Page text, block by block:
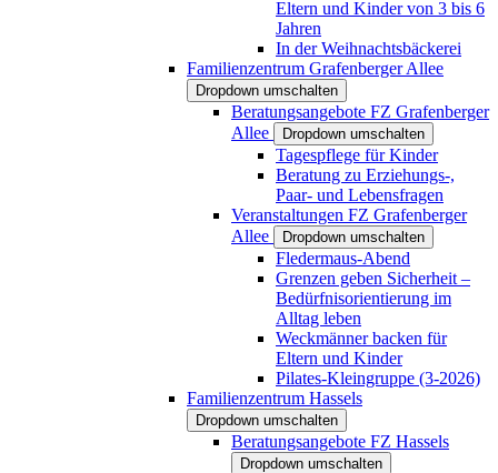
Eltern und Kinder von 3 bis 6
Jahren
In der Weihnachtsbäckerei
Familienzentrum Grafenberger Allee
Dropdown umschalten
Beratungsangebote FZ Grafenberger
Allee
Dropdown umschalten
Tagespflege für Kinder
Beratung zu Erziehungs-,
Paar- und Lebensfragen
Veranstaltungen FZ Grafenberger
Allee
Dropdown umschalten
Fledermaus-Abend
Grenzen geben Sicherheit –
Bedürfnisorientierung im
Alltag leben
Weckmänner backen für
Eltern und Kinder
Pilates-Kleingruppe (3-2026)
Familienzentrum Hassels
Dropdown umschalten
Beratungsangebote FZ Hassels
Dropdown umschalten